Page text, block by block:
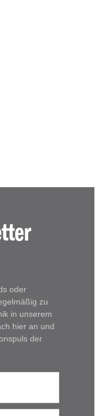
oder
zu
in unserem
hier an und
der